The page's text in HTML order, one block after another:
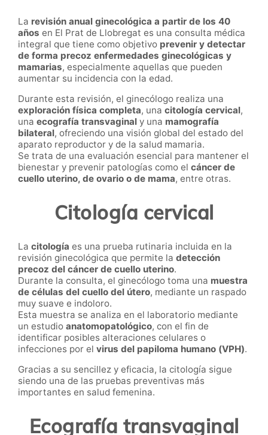
La revisión anual ginecológica a partir de los 40
años en El Prat de Llobregat es una consulta médica
integral que tiene como objetivo prevenir y detectar
de forma precoz enfermedades ginecológicas y
mamarias, especialmente aquellas que pueden
aumentar su incidencia con la edad.
Durante esta revisión, el ginecólogo realiza una
exploración física completa, una citología cervical,
una ecografía transvaginal y una mamografía
bilateral, ofreciendo una visión global del estado del
aparato reproductor y de la salud mamaria.
Se trata de una evaluación esencial para mantener el
bienestar y prevenir patologías como el cáncer de
cuello uterino, de ovario o de mama, entre otras.
Citología cervical
La citología es una prueba rutinaria incluida en la
revisión ginecológica que permite la detección
precoz del cáncer de cuello uterino.
Durante la consulta, el ginecólogo toma una muestra
de células del cuello del útero, mediante un raspado
muy suave e indoloro.
Esta muestra se analiza en el laboratorio mediante
un estudio anatomopatológico, con el fin de
identificar posibles alteraciones celulares o
infecciones por el virus del papiloma humano (VPH).
Gracias a su sencillez y eficacia, la citología sigue
siendo una de las pruebas preventivas más
importantes en salud femenina.
Ecografía transvaginal